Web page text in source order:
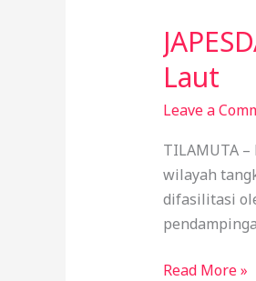
Laut
Leave a
TILAMUTA
wilayah
difasilitasi
JAPESDA
Dampingi
Suku
Bajo
Tujuh
Pulau
Wilayah
Kelola
Read More »